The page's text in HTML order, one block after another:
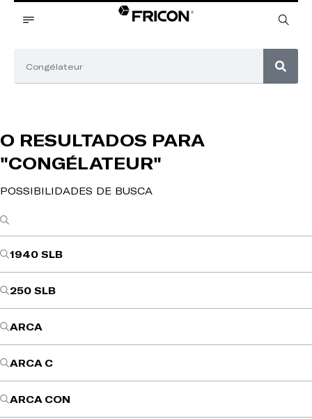
O RESULTADOS PARA
"CONGÉLATEUR"
POSSIBILIDADES DE BUSCA
1940 SLB
250 SLB
ARCA
ARCA C
ARCA CON